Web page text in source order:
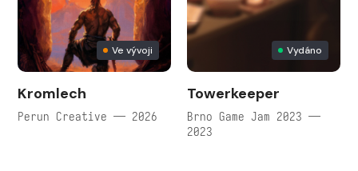
Ve vývoji
Kromlech
Perun Creative — 2026
Vydáno
Towerkeeper
Brno Game Jam 2023 —
2023